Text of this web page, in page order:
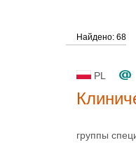
Найдено: 68
PL
группы